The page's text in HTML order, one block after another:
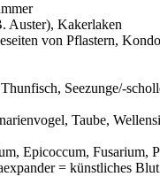
Auster), Kakerlaken
von Pflastern,
Seezunge/-
Taube,
, Epicoccum, Fusarium,
= künstliches